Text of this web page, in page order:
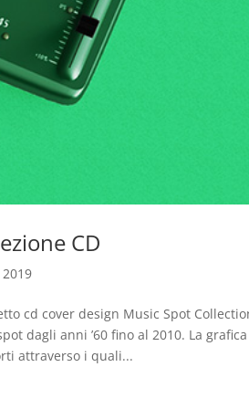
CD
2019
cd cover design Music Spot
dagli anni ’60 fino al 2010. La
attraverso i quali...